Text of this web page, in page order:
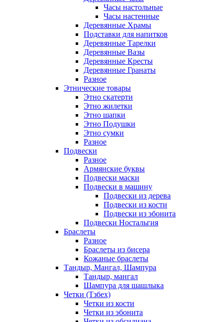
Часы настольные
Часы настенные
Деревянные Храмы
Подставки для напитков
Деревянные Тарелки
Деревянные Вазы
Деревянные Кресты
Деревянные Гранаты
Разное
Этнические товары
Этно скатерти
Этно жилетки
Этно шапки
Этно Подушки
Этно сумки
Разное
Подвески
Разное
Армянские буквы
Подвески маски
Подвески в машину
Подвески из дерева
Подвески из кости
Подвески из эбонита
Подвески Ностальгия
Браслеты
Разное
Браслеты из бисера
Кожаные браслеты
Тандыр, Мангал, Шампура
Тандыр, мангал
Шампура для шашлыка
Четки (Тзбех)
Четки из кости
Четки из эбонита